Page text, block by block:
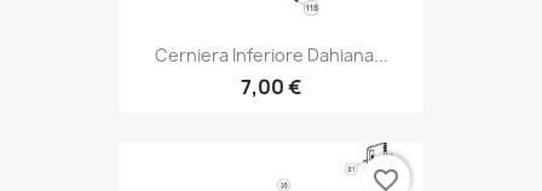
Cerniera Inferiore Dahiana...
7,00 €
favorite_border